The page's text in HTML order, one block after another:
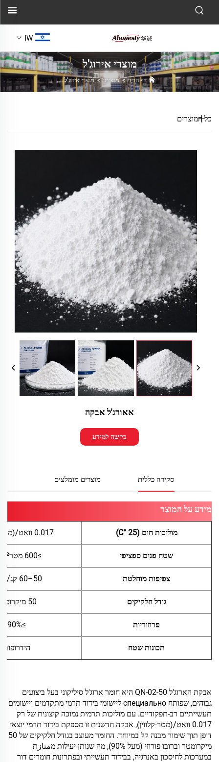
IW
מוצרי אירוג'ל
דף הבית>מוצרים>מוצרי אירוג'ל
כל המוצרים
אאורג'ל אבקה
בקשה למידע
סקירה כללית מוצרים מומלצים
מידע על המוצר
מוליכות חום (25 °C) 0.017 וואט/(מטר·קלווין)
שטח פנים ספציפי ≥600 מטר²/גרם
צפיפות מוחלטת 50–60 קג/מטר³
גודל חלקיקים 50 מיקרומטר
פרוזוריות ≥90%
תכונות שטח הידרופובי
אבקת הארוג'ל QN-02-50 היא חומר ארוג'ל סיליקוני בעל ביצועים
גבוהים, שפותח специально ליישומי בידוד תרמי מתקדמים ויישומים
תעשייתיים רב-תפקודיים. עם מוליכות תרמית נמוכה קיצונית של רק
0.017 וואט/(מטר·קלווין), אבקה חדשנית זו מספקת בידוד תרמי יוצאי
דופן תוך שימור מבנה קל במיוחד. החומר מעוצב בגודל חלקיקים של 50
מיקרומטר וברובו פורוזי (מעל 90%), מה שנותן יעילות מمتازת
במערכות לחיסכון באנרגיה, בבידוד תעשייתי ובפתרונות חומרים דור